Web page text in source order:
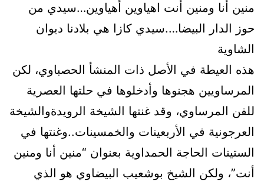
منين أنا ومنين أنت اهياوين أهياوين…سيدي من
حوز الدار البيضا….سيدي كازا هي بلادنا ديوان
الشاوية
هذه العيطة في الأصل ذات المنشأ الحصباوي، لكن
المرساويين هجنوها وأدخلوها في حلتها العصرية
للفن المرساوي، وقد غنتها الشيخة الرويدةوالشيخة
العرجونية في الأربعينات والخمسينات..وغنتها في
الستينات الحاجة الحمداوية بعنوان “منين أنا ومنين
أنت”، ولكن الشيخ بوشعيب البيضاوي هو الذي